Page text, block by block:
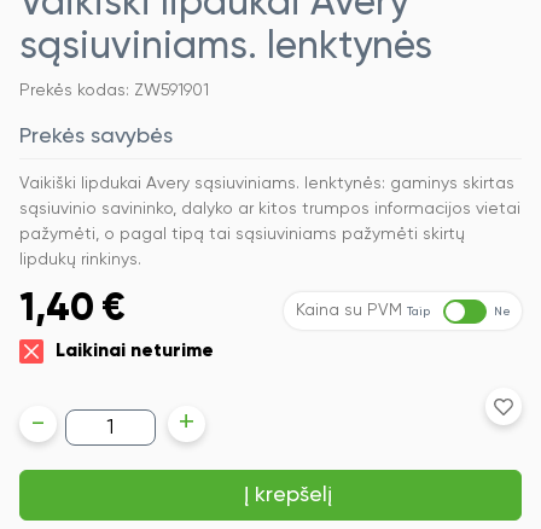
sąsiuviniams. lenktynės
Prekės kodas: ZW591901
Prekės savybės
Vaikiški lipdukai Avery sąsiuviniams. lenktynės: gaminys skirtas
sąsiuvinio savininko, dalyko ar kitos trumpos informacijos vietai
pažymėti, o pagal tipą tai sąsiuviniams pažymėti skirtų
lipdukų rinkinys.
1,40 € Kaina su PVM Taip Ne
Laikinai neturime
produkto
kiekis:
Vaikiški
lipdukai
sąsiuviniams.
- +
Į krepšelį